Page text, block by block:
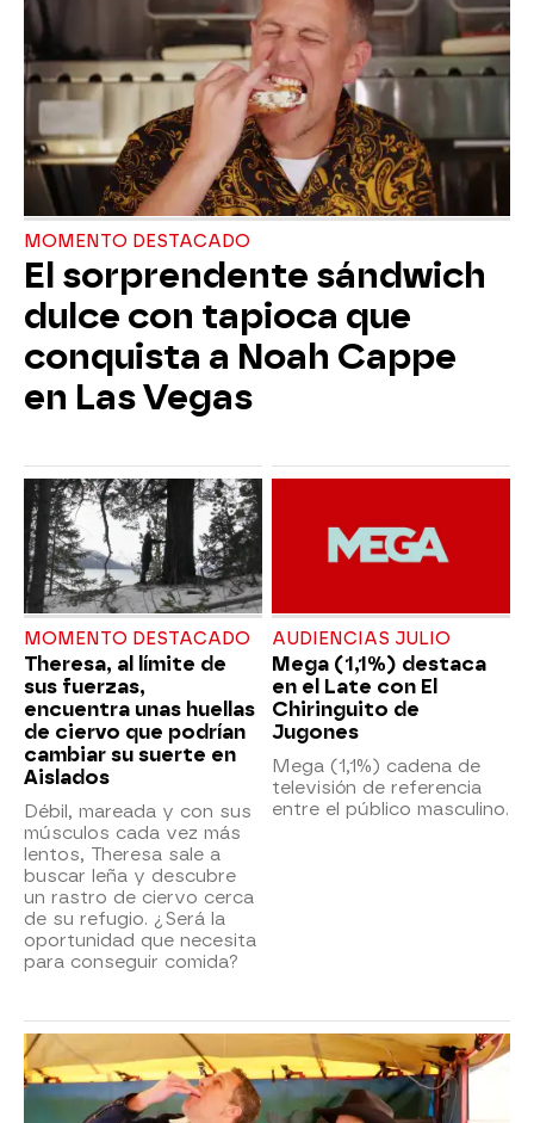
MOMENTO DESTACADO
El sorprendente sándwich
dulce con tapioca que
conquista a Noah Cappe
en Las Vegas
MOMENTO DESTACADO
Theresa, al límite de
sus fuerzas,
encuentra unas huellas
de ciervo que podrían
cambiar su suerte en
Aislados
Débil, mareada y con sus
músculos cada vez más
lentos, Theresa sale a
buscar leña y descubre
un rastro de ciervo cerca
de su refugio. ¿Será la
oportunidad que necesita
para conseguir comida?
AUDIENCIAS JULIO
Mega (1,1%) destaca
en el Late con El
Chiringuito de
Jugones
Mega (1,1%) cadena de
televisión de referencia
entre el público masculino.